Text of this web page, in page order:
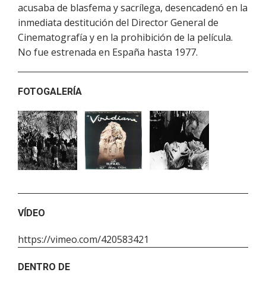
acusaba de blasfema y sacrílega, desencadenó en la
inmediata destitución del Director General de
Cinematografía y en la prohibición de la película.
No fue estrenada en España hasta 1977.
FOTOGALERÍA
VÍDEO
https://vimeo.com/420583421
DENTRO DE